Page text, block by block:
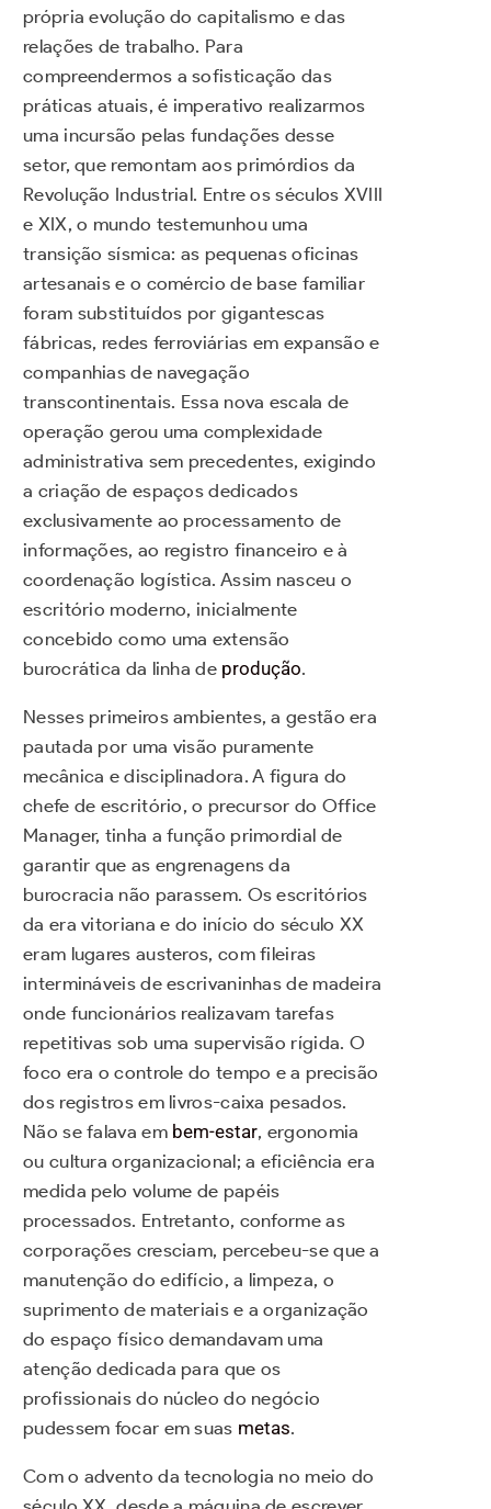
própria evolução do capitalismo e das
relações de trabalho. Para
compreendermos a sofisticação das
práticas atuais, é imperativo realizarmos
uma incursão pelas fundações desse
setor, que remontam aos primórdios da
Revolução Industrial. Entre os séculos XVIII
e XIX, o mundo testemunhou uma
transição sísmica: as pequenas oficinas
artesanais e o comércio de base familiar
foram substituídos por gigantescas
fábricas, redes ferroviárias em expansão e
companhias de navegação
transcontinentais. Essa nova escala de
operação gerou uma complexidade
administrativa sem precedentes, exigindo
a criação de espaços dedicados
exclusivamente ao processamento de
informações, ao registro financeiro e à
coordenação logística. Assim nasceu o
escritório moderno, inicialmente
concebido como uma extensão
burocrática da linha de produção.
Nesses primeiros ambientes, a gestão era
pautada por uma visão puramente
mecânica e disciplinadora. A figura do
chefe de escritório, o precursor do Office
Manager, tinha a função primordial de
garantir que as engrenagens da
burocracia não parassem. Os escritórios
da era vitoriana e do início do século XX
eram lugares austeros, com fileiras
intermináveis de escrivaninhas de madeira
onde funcionários realizavam tarefas
repetitivas sob uma supervisão rígida. O
foco era o controle do tempo e a precisão
dos registros em livros-caixa pesados.
Não se falava em bem-estar, ergonomia
ou cultura organizacional; a eficiência era
medida pelo volume de papéis
processados. Entretanto, conforme as
corporações cresciam, percebeu-se que a
manutenção do edifício, a limpeza, o
suprimento de materiais e a organização
do espaço físico demandavam uma
atenção dedicada para que os
profissionais do núcleo do negócio
pudessem focar em suas metas.
Com o advento da tecnologia no meio do